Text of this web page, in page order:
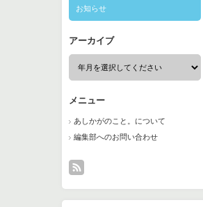
お知らせ
アーカイブ
メニュー
あしかがのこと。について
編集部へのお問い合わせ